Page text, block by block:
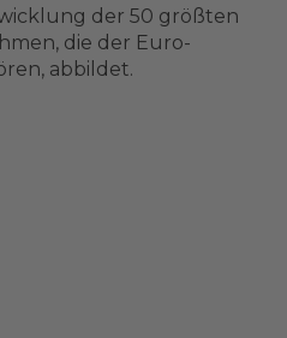
der 50 größten
die der Euro-
abbildet.